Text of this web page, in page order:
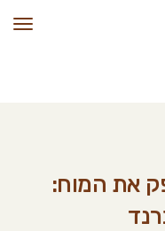
את המוח: